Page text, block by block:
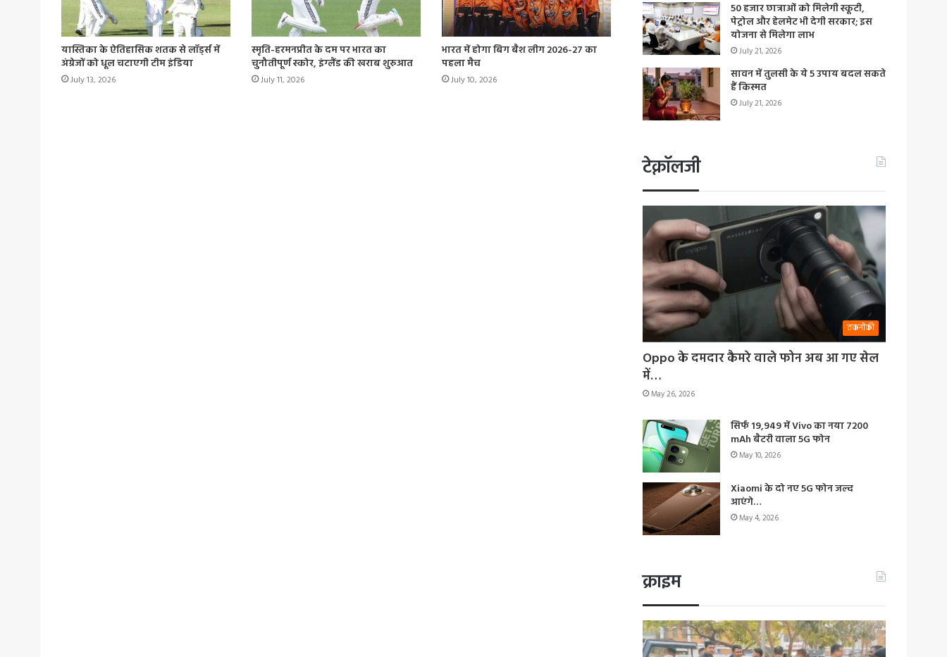
यास्तिका के ऐतिहासिक शतक से लॉर्ड्स में
अंग्रेजों को धूल चटाएगी टीम इंडिया
July 13, 2026
स्मृति-हरमनप्रीत के दम पर भारत का
चुनौतीपूर्ण स्कोर, इंग्‍लैंड की खराब शुरुआत
July 11, 2026
भारत में होगा बिग बैश लीग 2026-27 का
पहला मैच
July 10, 2026
50 हजार छात्राओं को मिलेगी स्कूटी,
पेट्रोल और हेलमेट भी देगी सरकार; इस
योजना से मिलेगा लाभ
July 21, 2026
सावन में तुलसी के ये 5 उपाय बदल सकते
हैं किस्मत
July 21, 2026
टेक्नॉलजी
तकनीकी
Oppo के दमदार कैमरे वाले फोन अब आ गए सेल
में…
May 26, 2026
सिर्फ 19,949 में Vivo का नया 7200
mAh बैटरी वाला 5G फोन
May 10, 2026
Xiaomi के दो नए 5G फोन जल्द
आएंगे…
May 4, 2026
क्राइम